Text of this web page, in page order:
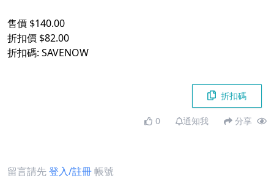
售價 $140.00
折扣價 $82.00
折扣碼: SAVENOW
折扣碼
0 通知我 分享
留言請先登入/註冊帳號